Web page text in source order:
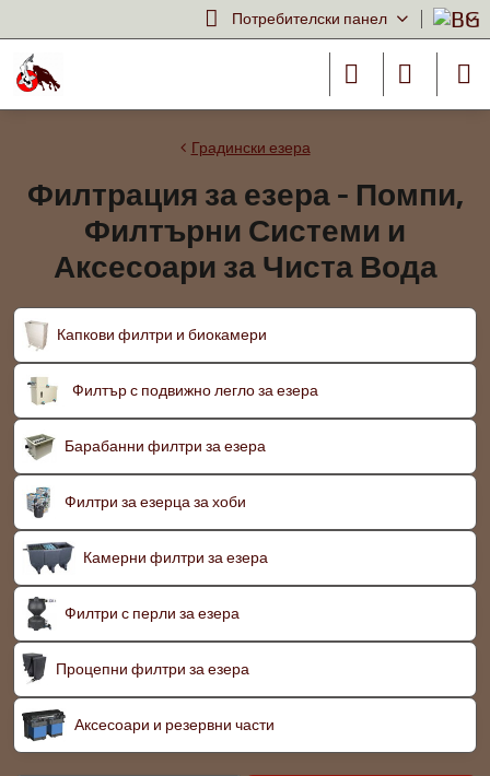
Потребителски панел
Градински езера
Филтрация за езера - Помпи,
Филтърни Системи и
Аксесоари за Чиста Вода
Капкови филтри и биокамери
Филтър с подвижно легло за езера
Барабанни филтри за езера
Филтри за езерца за хоби
Камерни филтри за езера
Филтри с перли за езера
Процепни филтри за езера
Аксесоари и резервни части